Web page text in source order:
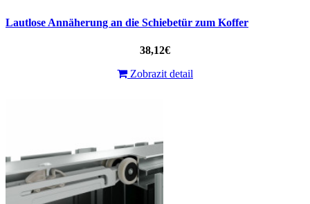
Lautlose Annäherung an die Schiebetür zum Koffer
38,12€
Zobrazit detail